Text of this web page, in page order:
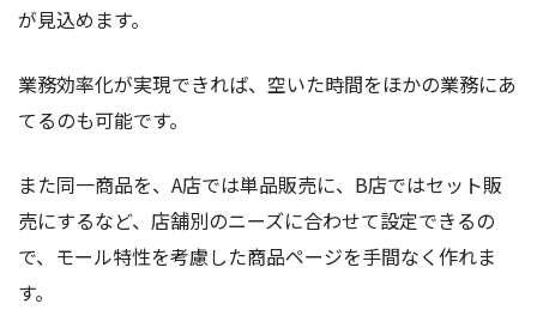
が見込めます。
業務効率化が実現できれば、空いた時間をほかの業務にあ
てるのも可能です。
また同一商品を、A店では単品販売に、B店ではセット販
売にするなど、店舗別のニーズに合わせて設定できるの
で、モール特性を考慮した商品ページを手間なく作れま
す。